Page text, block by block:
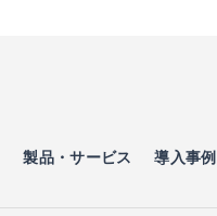
製品・サービス 導入事例